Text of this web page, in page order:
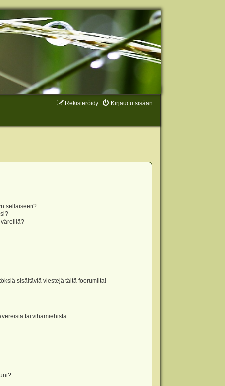
Kirjaudu sisään
Rekisteröidy
sellaiseen?
väreillä?
sisältäviä viestejä tältä foorumilta!
tai vihamiehistä